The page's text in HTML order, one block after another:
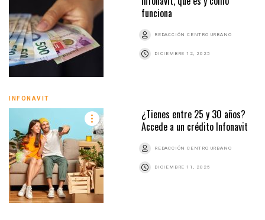
funciona
REDACCIÓN CENTRO URBANO
DICIEMBRE 12, 2025
INFONAVIT
¿Tienes entre 25 y 30 años?
Accede a un crédito Infonavit
REDACCIÓN CENTRO URBANO
DICIEMBRE 11, 2025